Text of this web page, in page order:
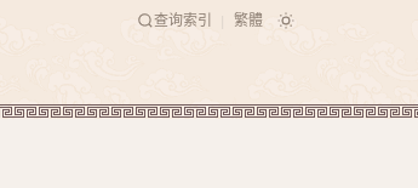
查询索引 繁體